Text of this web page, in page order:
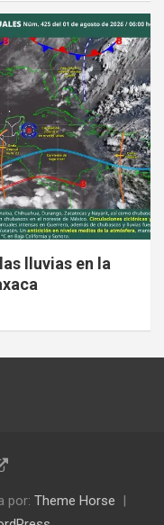
lluvias en la
por: Theme Horse